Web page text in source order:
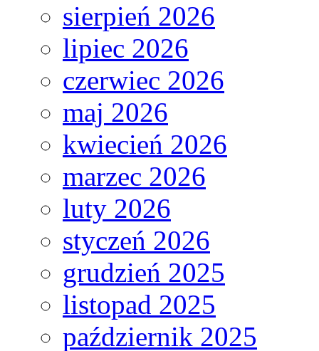
sierpień 2026
lipiec 2026
czerwiec 2026
maj 2026
kwiecień 2026
marzec 2026
luty 2026
styczeń 2026
grudzień 2025
listopad 2025
październik 2025